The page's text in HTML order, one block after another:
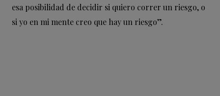
esa posibilidad de decidir si quiero correr un riesgo, o
si yo en mi mente creo que hay un riesgo”.